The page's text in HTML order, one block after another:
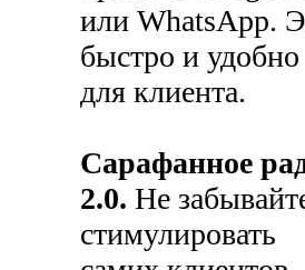
или WhatsApp.
быстро и удобно
для клиента.
Сарафанное
2.0. Не
стимулировать